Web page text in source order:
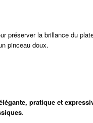
préserver la brillance du
pinceau doux.
pratique et
.